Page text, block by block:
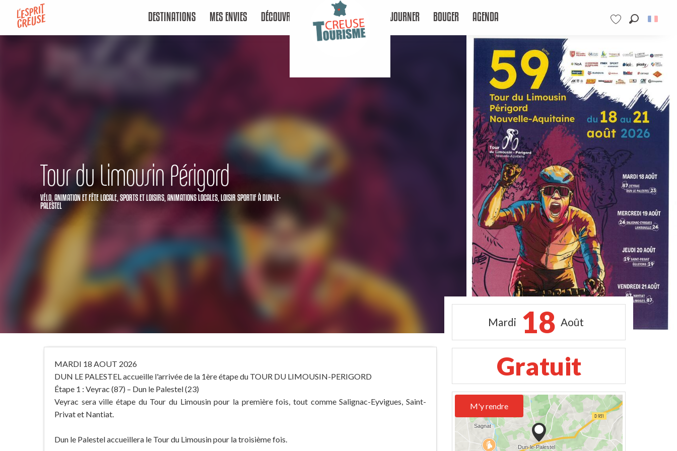
contenu
DESTINATIONS MES ENVIES DÉCOUVRIR SÉJOURNER BOUGER AGENDA
Tour du Limousin Périgord
VÉLO, ANIMATION ET FÊTE LOCALE, SPORTS ET LOISIRS, ANIMATIONS LOCALES, LOISIR SPORTIFÀ DUN-LE-
PALESTEL
MARDI 18 AOUT 2026
DUN LE PALESTEL accueille l'arrivée de la 1ère étape du TOUR DU LIMOUSIN-PERIGORD
Étape 1 : Veyrac (87) – Dun le Palestel (23)
Veyrac sera ville étape du Tour du Limousin pour la première fois, tout comme Salignac-Eyvigues, Saint-
Privat et Nantiat.
Dun le Palestel accueillera le Tour du Limousin pour la troisième fois.
Mardi 18 Août
Gratuit
M'y rendre